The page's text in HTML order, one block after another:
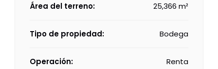
Área del terreno: 25,366 m²
Tipo de propiedad: Bodega
Operación: Renta